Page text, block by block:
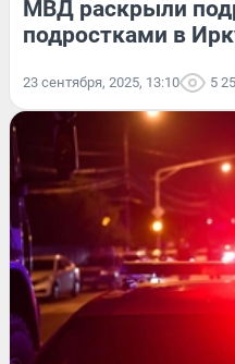
МВД раскрыли
подростками в
23 сентября, 2025, 13:10 5